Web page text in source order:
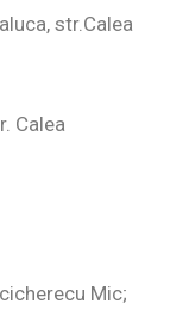
str.Calea
Calea
Mic;